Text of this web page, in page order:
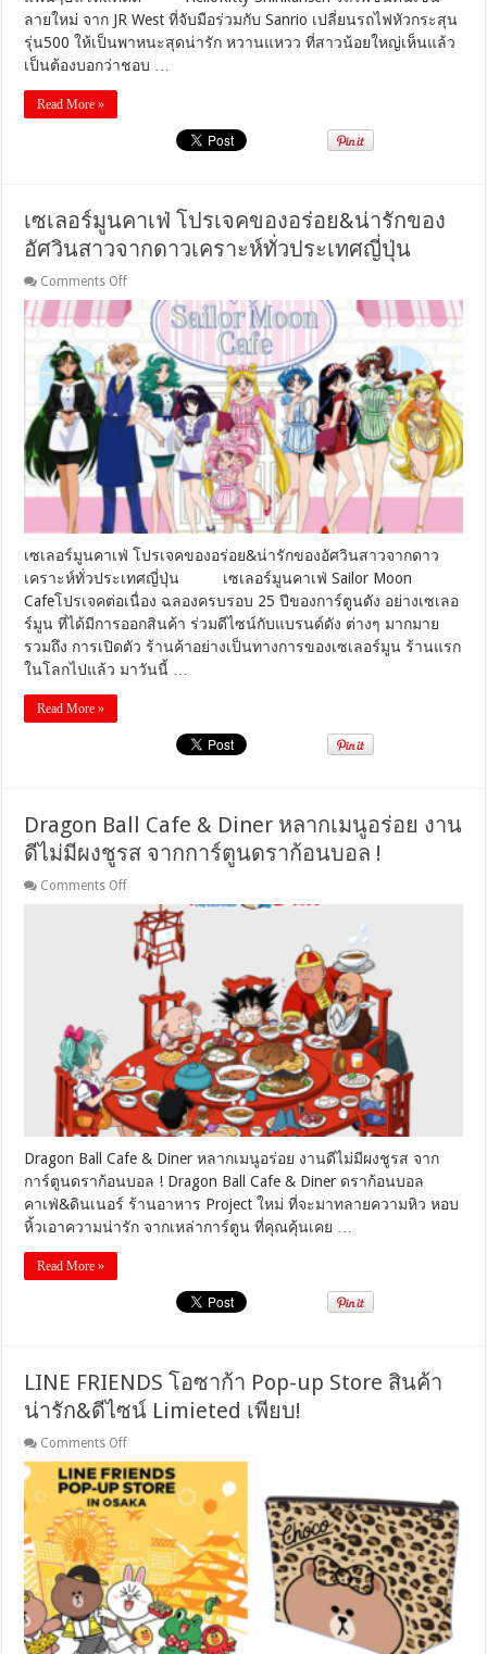
คิต
ตี้
ลายใหม่ จาก JR West ที่จับมือร่วมกับ Sanrio เปลี่ยนรถไฟหัวกระสุน
รุ่น500 ให้เป็นพาหนะสุดน่ารัก หวานแหวว ที่สาวน้อยใหญ่เห็นแล้ว
เป็นต้องบอกว่าชอบ …
Read More »
เซเลอร์มูนคาเฟ่ โปรเจคของอร่อย&น่ารักของ
อัศวินสาวจากดาวเคราะห์ทั่วประเทศญี่ปุ่น
Comments Offon
เซ
เลอ
ร์
มูน
คาเฟ่
โปร
เจค
ของ
อร่อย&น่า
รัก
ของ
อัศวิน
สาว
ดาว
เคราะห์
ทั่ว
ประเทศ
ญี่ปุ่น
เซเลอร์มูนคาเฟ่ โปรเจคของอร่อย&น่ารักของอัศวินสาวจากดาว
เคราะห์ทั่วประเทศญี่ปุ่น เซเลอร์มูนคาเฟ่ Sailor Moon
Cafeโปรเจคต่อเนื่อง ฉลองครบรอบ 25 ปีของการ์ตูนดัง อย่างเซเลอ
ร์มูน ที่ได้มีการออกสินค้า ร่วมดีไซน์กับแบรนด์ดัง ต่างๆ มากมาย
รวมถึง การเปิดตัว ร้านค้าอย่างเป็นทางการของเซเลอร์มูน ร้านแรก
ในโลกไปแล้ว มาวันนี้ …
Read More »
Dragon Ball Cafe & Diner หลากเมนูอร่อย งาน
ดีไม่มีผงชูรส จากการ์ตูนดราก้อนบอล !
Comments Offon
Ball
Cafe
&
Diner
หลาก
เมนู
อร่อย
งาน
ดี
ไม่มี
ผงชูรส
จาก
ดรา
ก้อน
บอล
!
Dragon Ball Cafe & Diner หลากเมนูอร่อย งานดีไม่มีผงชูรส จาก
การ์ตูนดราก้อนบอล ! Dragon Ball Cafe & Diner ดราก้อนบอล
คาเฟ่&ดินเนอร์ ร้านอาหาร Project ใหม่ ที่จะมาทลายความหิว หอบ
หิ้วเอาความน่ารัก จากเหล่าการ์ตูน ที่คุณคุ้นเคย …
Read More »
LINE FRIENDS โอซาก้า Pop-up Store สินค้า
น่ารัก&ดีไซน์ Limieted เพียบ!
Comments Offon
FRIENDS
โอ
ซาก้
Pop-
up
Store
สินค้า
น่า
รัก&ดีไซน์